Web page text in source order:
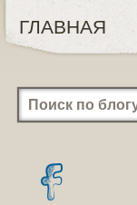
ГЛАВНАЯ